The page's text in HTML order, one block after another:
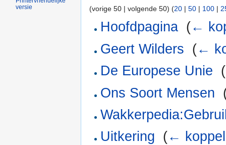
(vorige 50 | volgende 50) (20 | 50 | 100 |
Hoofdpagina (←
Geert Wilders (←
De Europese Unie (
Ons Soort Mensen
Uitkering (←
versie